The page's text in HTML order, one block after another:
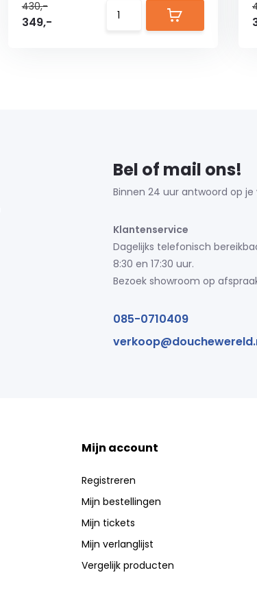
430,-
349,-
Bel of mail ons!
Binnen 24 uur antwoord op je
Klantenservice
Dagelijks telefonisch
8:30 en 17:30 uur.
Bezoek showroom op
085-0710409
Mijn account
Registreren
Mijn bestellingen
Mijn tickets
Mijn verlanglijst
Vergelijk producten